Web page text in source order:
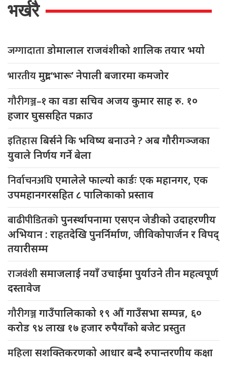
भर्खरै
जग्गादाताडोमालाल राजवंशीको शालिक तयार भयो
भारतीयमुद्रा ‘भारू’ नेपाली बजारमा कमजाेर
गौरीगञ्ज–१का वडा सचिव अजय कुमार साह रु. १०
हजार घुससहित पक्राउ
इतिहासबिर्सने कि भविष्य बनाउने ? अब गौरीगञ्जका
युवाले निर्णय गर्ने बेला
निर्वाचनअघिएमालेले फाल्यो कार्डः एक महानगर, एक
उपमहानगरसहित ८ पालिकाको प्रस्ताव
बाढीपीडितकोपुनर्स्थापनामा एसएन जेडीको उदाहरणीय
अभियान : राहतदेखि पुनर्निर्माण, जीविकोपार्जन र विपद्
तयारीसम्म
राजवंशीसमाजलाई नयाँ उचाईमा पुर्याउने तीन महत्वपूर्ण
दस्तावेज
गौरीगञ्जगाउँपालिकाको १९ औं गाउँसभा सम्पन्न, ६०
करोड ९४ लाख १७ हजार रुपैयाँको बजेट प्रस्तुत
महिलासशक्तिकरणको आधार बन्दै रुपान्तरणीय कक्षा